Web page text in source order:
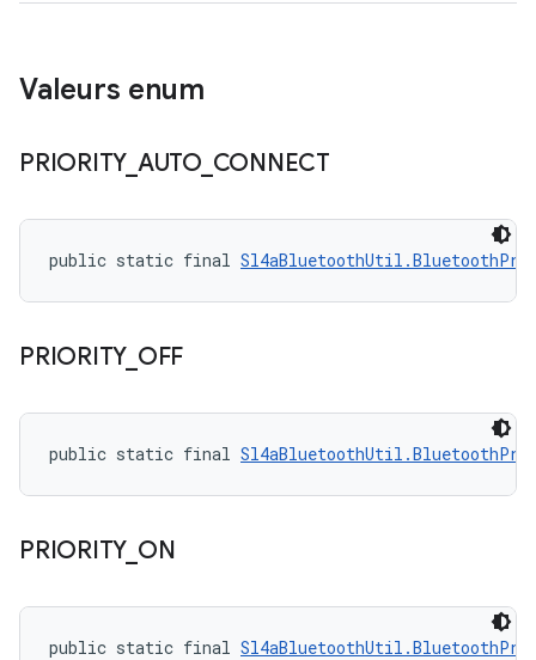
Valeurs enum
PRIORITY_ AUTO_ CONNECT
public static final
PRIORITY_ OFF
public static final
PRIORITY_ ON
public static final